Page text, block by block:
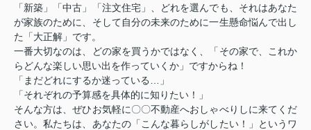
「新築」「中古」「注文住宅」、どれを選んでも、それはあなた
が家族のために、そして自分の未来のために一生懸命悩んで出し
た「大正解」です。
一番大切なのは、どの家を買うかではなく、「その家で、これか
らどんな楽しい思い出を作っていくか」ですからね！
「まだどれにするか迷っている…」
「それぞれの予算感を具体的に知りたい！」
そんな方は、ぜひお気軽に〇〇不動産へおしゃべりしに来てくだ
さい。私たちは、あなたの「こんな暮らしがしたい！」というワ